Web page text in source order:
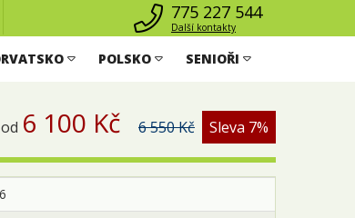
775 227 544
Další kontakty
POLSKO SENIOŘI
6 100 Kč 6 550 Kč Sleva 7%